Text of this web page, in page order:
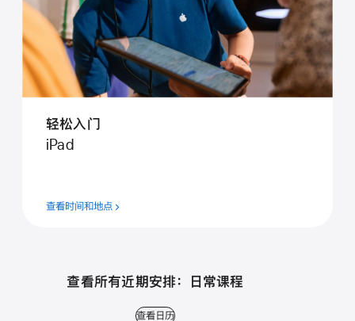
轻松入门
iPad
查看时间和地点
查看所有近期安排： 日常课程
查看日历